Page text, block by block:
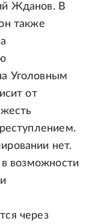
Жданов. В
также
Уголовным
от
нет.
возможности
через